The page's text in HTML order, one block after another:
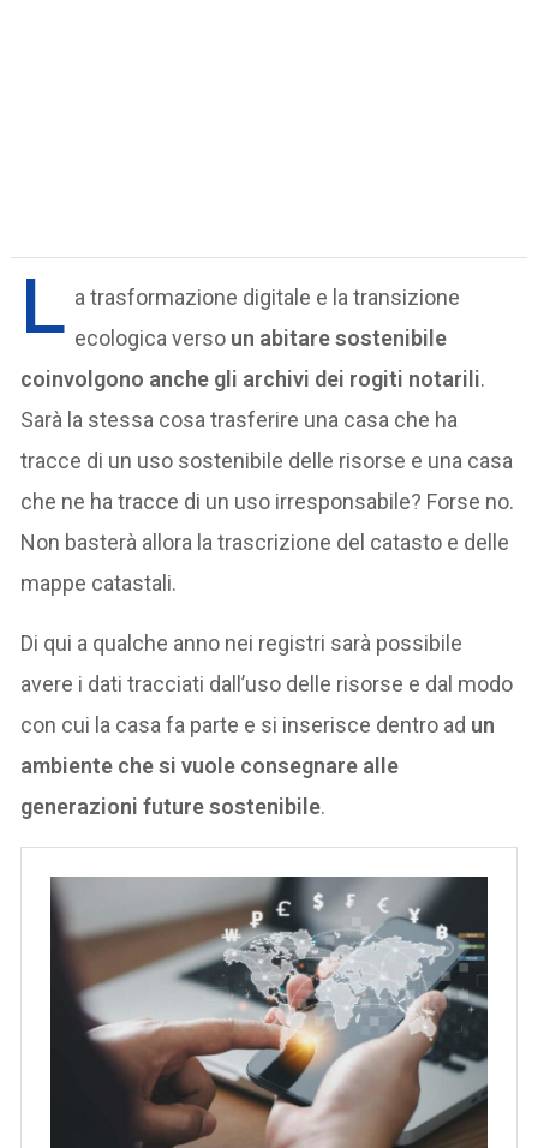
L a trasformazione digitale e la transizione
ecologica verso un abitare sostenibile
coinvolgono anche gli archivi dei rogiti notarili.
Sarà la stessa cosa trasferire una casa che ha
tracce di un uso sostenibile delle risorse e una casa
che ne ha tracce di un uso irresponsabile? Forse no.
Non basterà allora la trascrizione del catasto e delle
mappe catastali.
Di qui a qualche anno nei registri sarà possibile
avere i dati tracciati dall’uso delle risorse e dal modo
con cui la casa fa parte e si inserisce dentro ad un
ambiente che si vuole consegnare alle
generazioni future sostenibile.